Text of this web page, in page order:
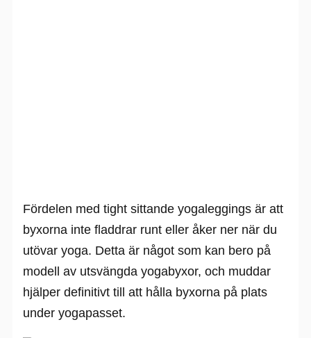
Fördelen med tight sittande yogaleggings är att
byxorna inte fladdrar runt eller åker ner när du
utövar yoga. Detta är något som kan bero på
modell av utsvängda yogabyxor, och muddar
hjälper definitivt till att hålla byxorna på plats
under yogapasset.